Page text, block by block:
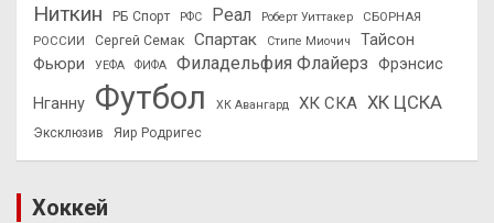
Ниткин
РБ Спорт РФС Реал Роберт Уиттакер
СБОРНАЯ
РОССИИ
Сергей Семак Спартак Стипе Миочич
Тайсон
Фьюри
УЕФА ФИФА Филадельфия Флайерз Фрэнсис
Нганну Футбол ХК Авангард ХК СКА ХК ЦСКА
Эксклюзив Яир Родригес
Хоккей